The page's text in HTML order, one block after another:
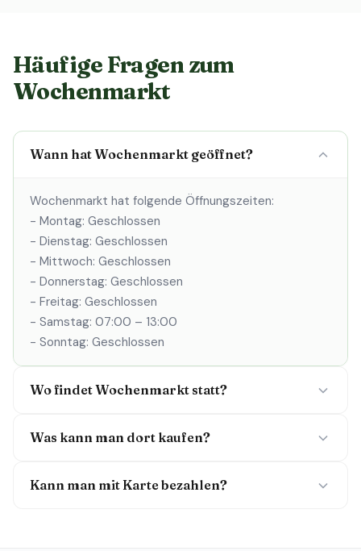
Häufige Fragen zum
Wochenmarkt
Wann hat Wochenmarkt geöffnet?
Wochenmarkt hat folgende Öffnungszeiten:
- Montag: Geschlossen
- Dienstag: Geschlossen
- Mittwoch: Geschlossen
- Donnerstag: Geschlossen
- Freitag: Geschlossen
- Samstag: 07:00 – 13:00
- Sonntag: Geschlossen
Wo findet Wochenmarkt statt?
Was kann man dort kaufen?
Kann man mit Karte bezahlen?